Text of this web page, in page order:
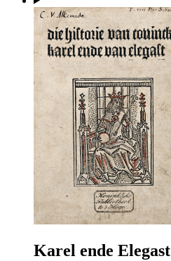
Karel ende Elegast